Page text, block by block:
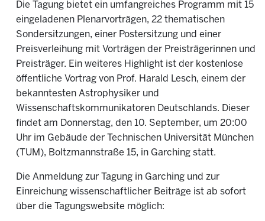
Die Tagung bietet ein umfangreiches Programm mit 15
eingeladenen Plenarvorträgen, 22 thematischen
Sondersitzungen, einer Postersitzung und einer
Preisverleihung mit Vorträgen der Preisträgerinnen und
Preisträger. Ein weiteres Highlight ist der kostenlose
öffentliche Vortrag von Prof. Harald Lesch, einem der
bekanntesten Astrophysiker und
Wissenschaftskommunikatoren Deutschlands. Dieser
findet am Donnerstag, den 10. September, um 20:00
Uhr im Gebäude der Technischen Universität München
(TUM), Boltzmannstraße 15, in Garching statt.
Die Anmeldung zur Tagung in Garching und zur
Einreichung wissenschaftlicher Beiträge ist ab sofort
über die Tagungswebsite möglich: